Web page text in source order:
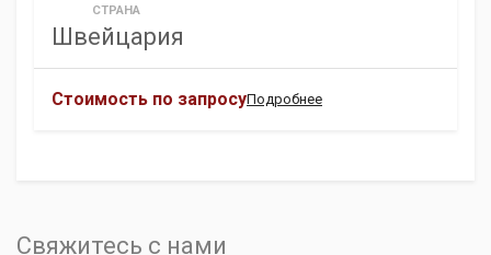
СТРАНА
Швейцария
Стоимость по запросуПодробнее
Свяжитесь с нами